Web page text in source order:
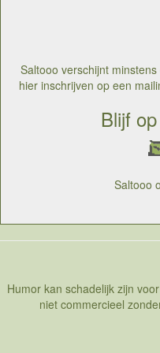
het kan ook een bril
tegenhoudt. DE
redelijk eenvoudig,
bepaald moment op
maan die
Saltooo verschijnt
hier inschrijven op een
Blijf
Saltooo
Humor kan schadelijk zijn
niet commercieel